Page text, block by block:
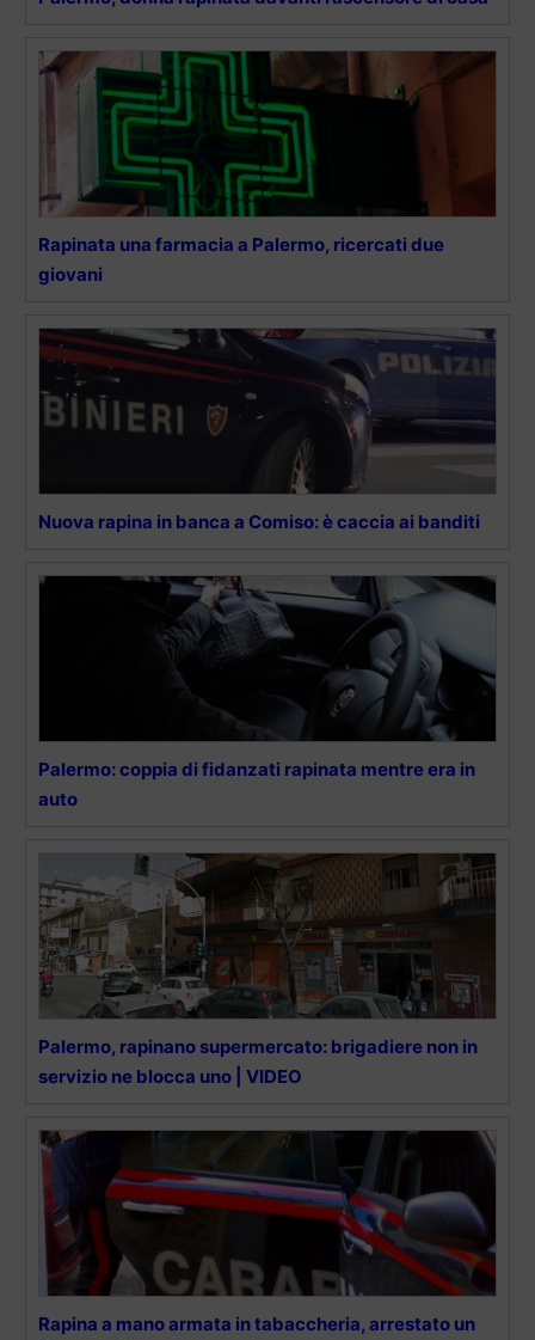
Rapinata una farmacia a Palermo, ricercati due
giovani
Nuova rapina in banca a Comiso: è caccia ai banditi
Palermo: coppia di fidanzati rapinata mentre era in
auto
Palermo, rapinano supermercato: brigadiere non in
servizio ne blocca uno | VIDEO
Rapina a mano armata in tabaccheria, arrestato un